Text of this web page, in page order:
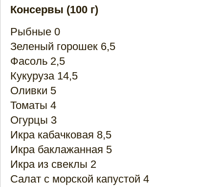
Консервы (100 г)
Рыбные 0
Зеленый горошек 6,5
Фасоль 2,5
Кукуруза 14,5
Оливки 5
Томаты 4
Огурцы 3
Икра кабачковая 8,5
Икра баклажанная 5
Икра из свеклы 2
Салат с морской капустой 4